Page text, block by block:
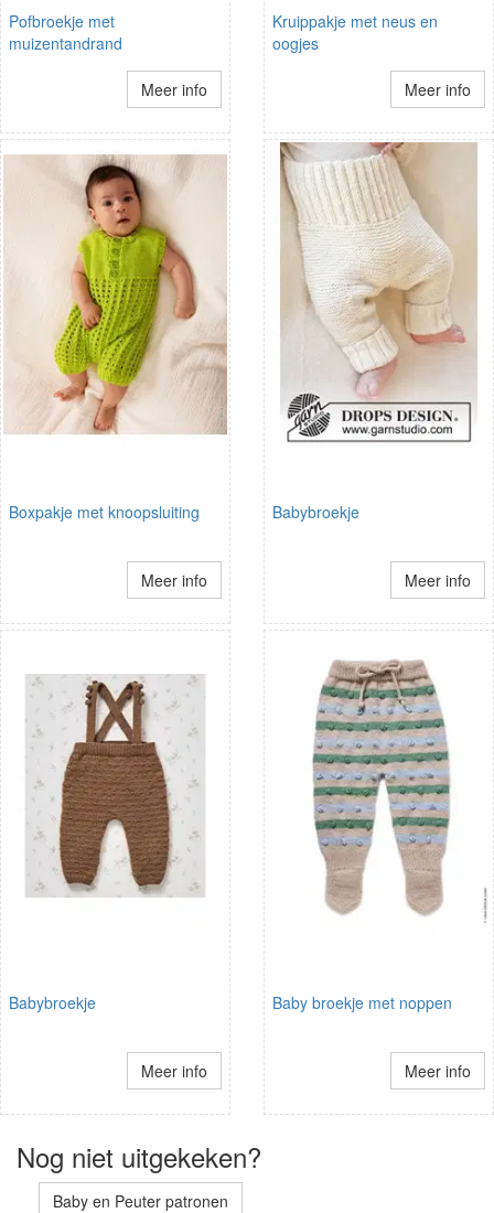
Pofbroekje met
muizentandrand
Meer info
Kruippakje met neus en
oogjes
Meer info
Boxpakje met knoopsluiting
Meer info
Babybroekje
Meer info
Babybroekje
Meer info
Baby broekje met noppen
Meer info
Nog niet uitgekeken?
Baby en Peuter patronen